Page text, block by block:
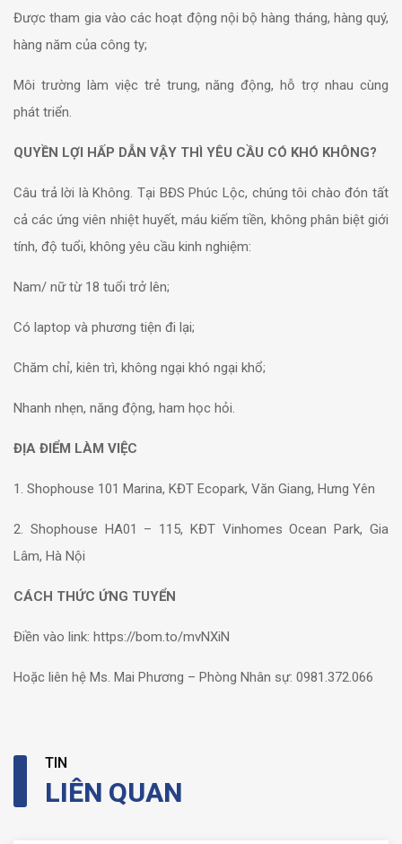
Được tham gia vào các hoạt động nội bộ hàng tháng, hàng quý,
hàng năm của công ty;
Môi trường làm việc trẻ trung, năng động, hỗ trợ nhau cùng
phát triển.
QUYỀN LỢI HẤP DẪN VẬY THÌ YÊU CẦU CÓ KHÓ KHÔNG?
Câu trả lời là Không. Tại BĐS Phúc Lộc, chúng tôi chào đón tất
cả các ứng viên nhiệt huyết, máu kiếm tiền, không phân biệt giới
tính, độ tuổi, không yêu cầu kinh nghiệm:
Nam/ nữ từ 18 tuổi trở lên;
Có laptop và phương tiện đi lại;
Chăm chỉ, kiên trì, không ngại khó ngại khổ;
Nhanh nhẹn, năng động, ham học hỏi.
ĐỊA ĐIỂM LÀM VIỆC
1. Shophouse 101 Marina, KĐT Ecopark, Văn Giang, Hưng Yên
2. Shophouse HA01 – 115, KĐT Vinhomes Ocean Park, Gia
Lâm, Hà Nội
CÁCH THỨC ỨNG TUYỂN
Điền vào link: https://bom.to/mvNXiN
Hoặc liên hệ Ms. Mai Phương – Phòng Nhân sự: 0981.372.066
TIN
LIÊN QUAN